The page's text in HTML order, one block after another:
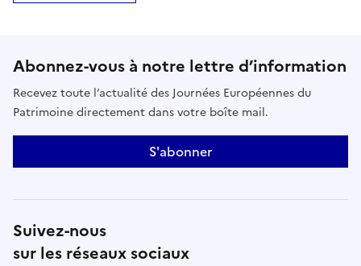
Abonnez-vous à notre lettre d’information
Recevez toute l’actualité des Journées Européennes du
Patrimoine directement dans votre boîte mail.
S'abonner
Suivez-nous
sur les réseaux sociaux